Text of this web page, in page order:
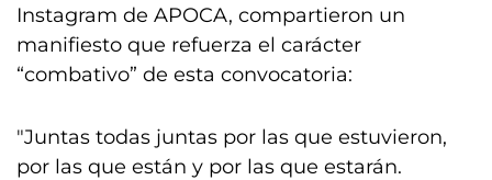
Instagram de APOCA, compartieron un
manifiesto que refuerza el carácter
“combativo” de esta convocatoria:
"Juntas todas juntas por las que estuvieron,
por las que están y por las que estarán.